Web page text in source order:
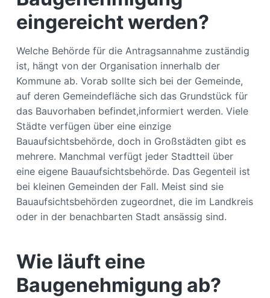
eingereicht werden?
Welche Behörde für die Antragsannahme zuständig
ist, hängt von der Organisation innerhalb der
Kommune ab. Vorab sollte sich bei der Gemeinde,
auf deren Gemeindefläche sich das Grundstück für
das Bauvorhaben befindet,informiert werden. Viele
Städte verfügen über eine einzige
Bauaufsichtsbehörde, doch in Großstädten gibt es
mehrere. Manchmal verfügt jeder Stadtteil über
eine eigene Bauaufsichtsbehörde. Das Gegenteil ist
bei kleinen Gemeinden der Fall. Meist sind sie
Bauaufsichtsbehörden zugeordnet, die im Landkreis
oder in der benachbarten Stadt ansässig sind.
Wie läuft eine
Baugenehmigung ab?